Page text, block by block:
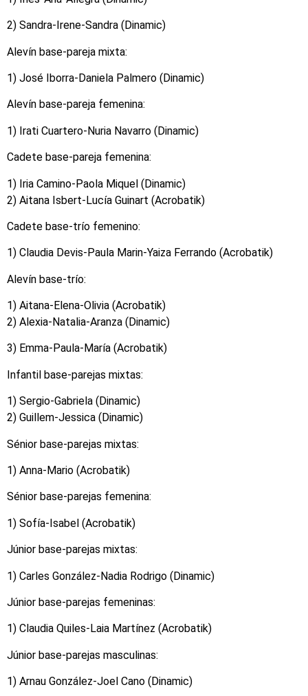
2) Sandra-Irene-Sandra (Dinamic)
Alevín base-pareja mixta:
1) José Iborra-Daniela Palmero (Dinamic)
Alevín base-pareja femenina:
1) Irati Cuartero-Nuria Navarro (Dinamic)
Cadete base-pareja femenina:
1) Iria Camino-Paola Miquel (Dinamic)
2) Aitana Isbert-Lucía Guinart (Acrobatik)
Cadete base-trío femenino:
1) Claudia Devis-Paula Marin-Yaiza Ferrando (Acrobatik)
Alevín base-trío:
1) Aitana-Elena-Olivia (Acrobatik)
2) Alexia-Natalia-Aranza (Dinamic)
3) Emma-Paula-María (Acrobatik)
Infantil base-parejas mixtas:
1) Sergio-Gabriela (Dinamic)
2) Guillem-Jessica (Dinamic)
Sénior base-parejas mixtas:
1) Anna-Mario (Acrobatik)
Sénior base-parejas femenina:
1) Sofía-Isabel (Acrobatik)
Júnior base-parejas mixtas:
1) Carles González-Nadia Rodrigo (Dinamic)
Júnior base-parejas femeninas:
1) Claudia Quiles-Laia Martínez (Acrobatik)
Júnior base-parejas masculinas:
1) Arnau González-Joel Cano (Dinamic)